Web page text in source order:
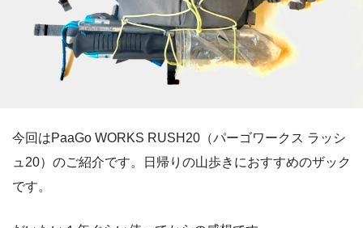
今回はPaaGo WORKS RUSH20（パーゴワークス ラッシ
ュ20）のご紹介です。日帰りの山歩きにおすすめのザック
です。